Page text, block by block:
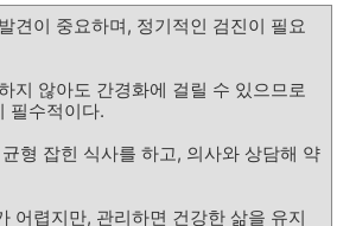
견이 중요하며, 정기적인 검진이 필요
지 않아도 간경화에 걸릴 수 있으므로
필수적이다.
형 잡힌 식사를 하고, 의사와 상담해 약
어렵지만, 관리하면 건강한 삶을 유지